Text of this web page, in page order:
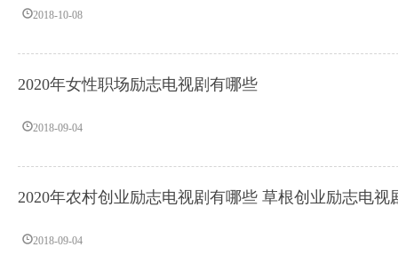
2018-10-08
2020年女性职场励志电视剧有哪些
2018-09-04
2020年农村创业励志电视剧有哪些 草根创业励志电视
2018-09-04